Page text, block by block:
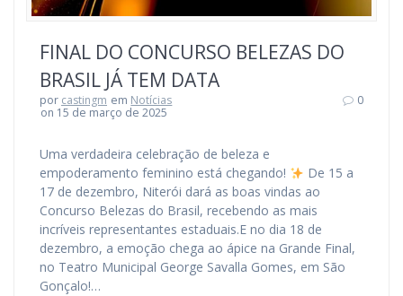
FINAL DO CONCURSO BELEZAS DO
BRASIL JÁ TEM DATA
por castingm em Notícias
on 15 de março de 2025
0
Uma verdadeira celebração de beleza e
empoderamento feminino está chegando!
De 15 a
17 de dezembro, Niterói dará as boas vindas ao
Concurso Belezas do Brasil, recebendo as mais
incríveis representantes estaduais.E no dia 18 de
dezembro, a emoção chega ao ápice na Grande Final,
no Teatro Municipal George Savalla Gomes, em São
Gonçalo!…